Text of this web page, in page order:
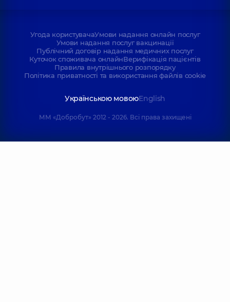
Угода користувачаУмови надання онлайн послуг
Умови надання послуг вакцинації
Публічний договір надання медичних послуг
Куточок споживача онлайнВерифікація пацієнтів
Правила внутрішнього розпорядку
Політика приватності та використання файлів cookie
Українською мовоюEnglish
ММ «Добробут» 2012 - 2026. Всі права захищені